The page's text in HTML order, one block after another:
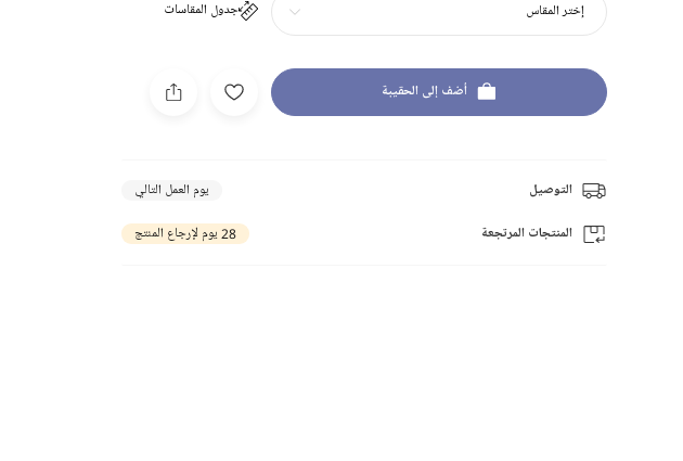
جدول المقاسات إختر المقاس
أضف إلى الحقيبة
التوصيل يوم العمل التالي
المنتجات المرتجعة 28 يوم لإرجاع المنتج